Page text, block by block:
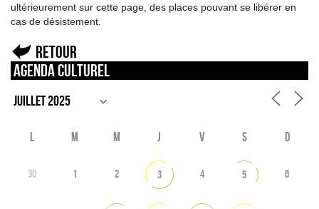
ultérieurement sur cette page, des places pouvant se libérer en
cas de désistement.
Retour
Agenda culturel
L M M J V S D
30 1 2 3 4 5 6